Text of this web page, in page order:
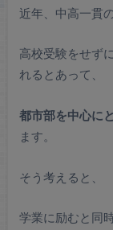
近年、中高一貫
高校受験をせず
れるとあって、
都市部を中心に
ます。
そう考えると、
学業に励むと同